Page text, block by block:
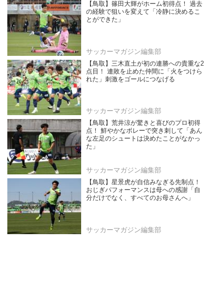
【鳥取】篠田大輝がホーム初得点！ 過去
の経験で狙いを変えて「冷静に決めるこ
とができた」
サッカーマガジン編集部
【鳥取】三木直土が初の連勝への貴重な2
点目！ 連敗を止めた仲間に「火をつけら
れた」刺激をゴールにつなげる
サッカーマガジン編集部
【鳥取】荒井涼が驚きと喜びのプロ初得
点！ 鮮やかなボレーで突き刺して「あん
な左足のシュートは決めたことがなかっ
た」
サッカーマガジン編集部
【鳥取】星景虎が自信みなぎる先制点！
おじぎパフォーマンスは母への感謝「自
分だけでなく、すべてのお母さんへ」
サッカーマガジン編集部